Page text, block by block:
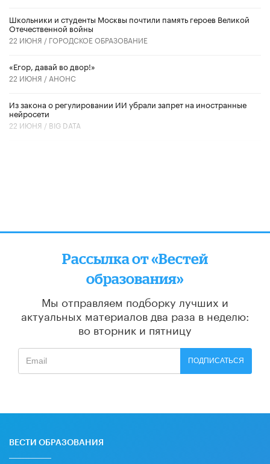
Школьники и студенты Москвы почтили память героев Великой
Отечественной войны
22 ИЮНЯ / ГОРОДСКОЕ ОБРАЗОВАНИЕ
«Егор, давай во двор!»
22 ИЮНЯ / АНОНС
Из закона о регулировании ИИ убрали запрет на иностранные
нейросети
22 ИЮНЯ / BIG DATA
Рассылка от «Вестей
образования»
Мы отправляем подборку лучших и
актуальных материалов два раза в неделю:
во вторник и пятницу
ПОДПИСАТЬСЯ
ВЕСТИ ОБРАЗОВАНИЯ